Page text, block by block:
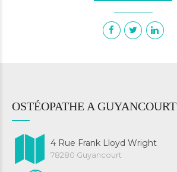
OSTÉOPATHE A GUYANCOURT
4 Rue Frank Lloyd Wright
78280 Guyancourt